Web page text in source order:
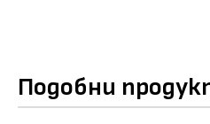
Подобни